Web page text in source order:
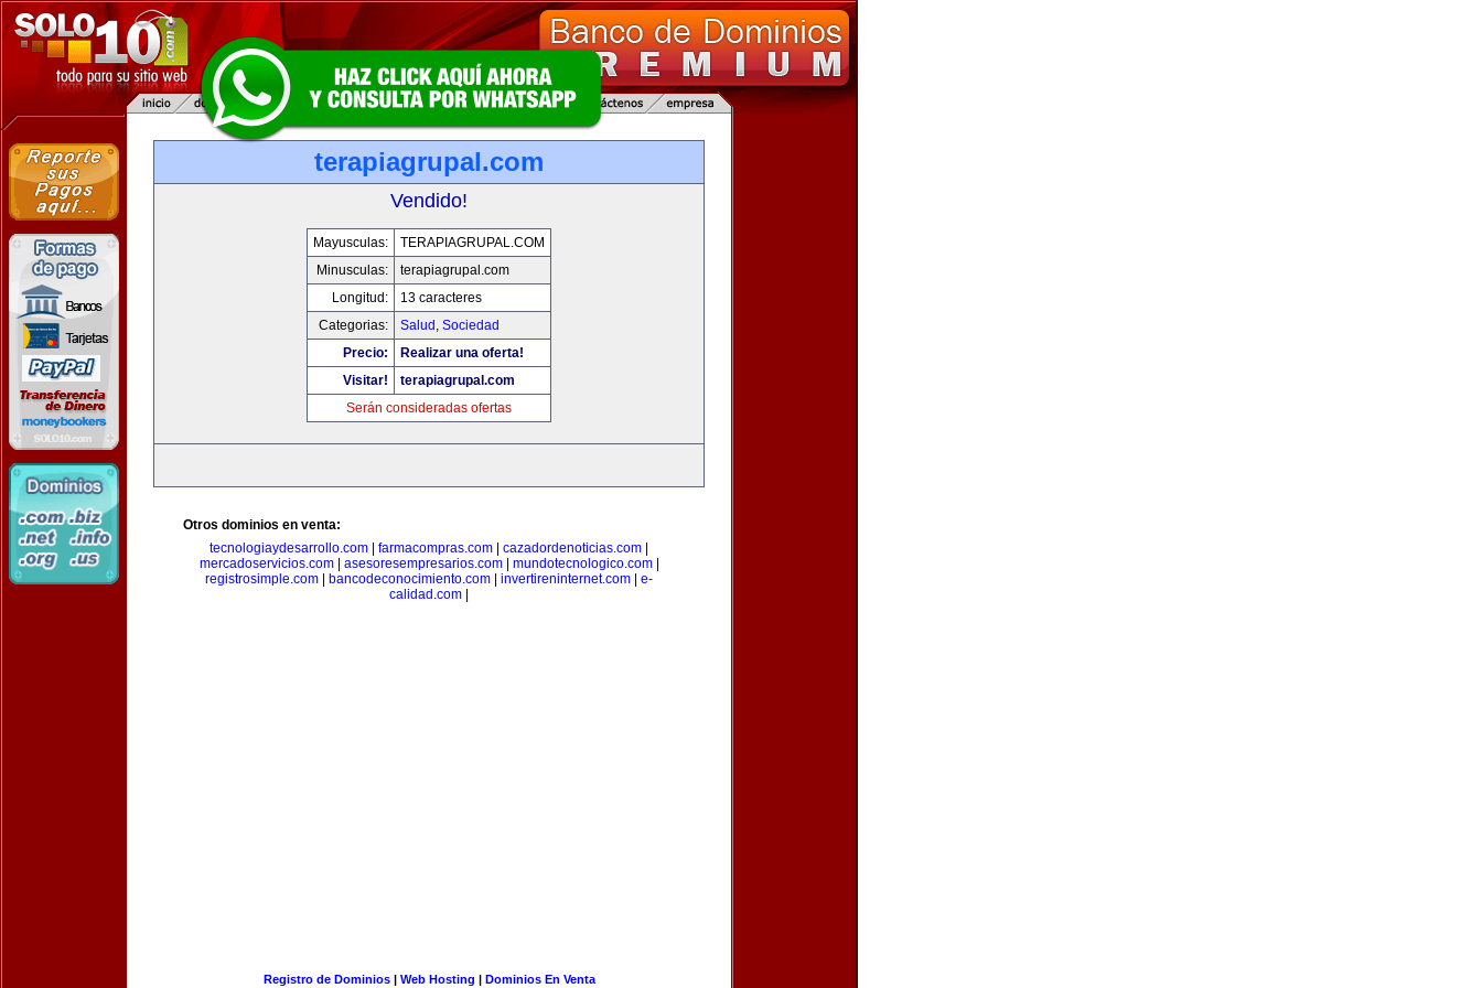
terapiagrupal.com
Vendido!
Mayusculas:
TERAPIAGRUPAL.COM
Minusculas:
terapiagrupal.com
Longitud:
13 caracteres
Categorias:
Salud , Sociedad
Precio:
Realizar una oferta!
Visitar!
terapiagrupal.com
Serán consideradas ofertas
Otros dominios en venta:
tecnologiaydesarrollo.com
farmacompras.com cazadordenoticias.com
mercadoservicios.com| asesoresempresarios.com| mundotecnologico.com|
registrosimple.com
bancodeconocimiento.com invertireninternet.com
e-
calidad.com
Registro de Dominios| Web Hosting | Dominios En Venta